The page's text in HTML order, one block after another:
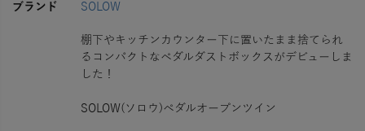
ブランド SOLOW
棚下やキッチンカウンター下に置いたまま捨てられ
るコンパクトなペダルダストボックスがデビューしま
した！
SOLOW(ソロウ)ペダルオープンツイン